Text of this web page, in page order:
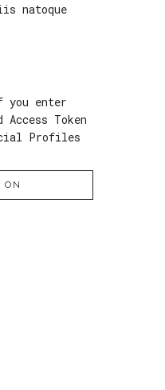
natoque
you enter
Access Token
Profiles
ON